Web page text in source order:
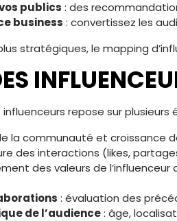
publics : des
business : convertissez les
stratégiques, le mapping
repose sur plusieurs
la communauté et croissance
des interactions (likes,
des valeurs de
: évaluation des
de l’audience: âge,